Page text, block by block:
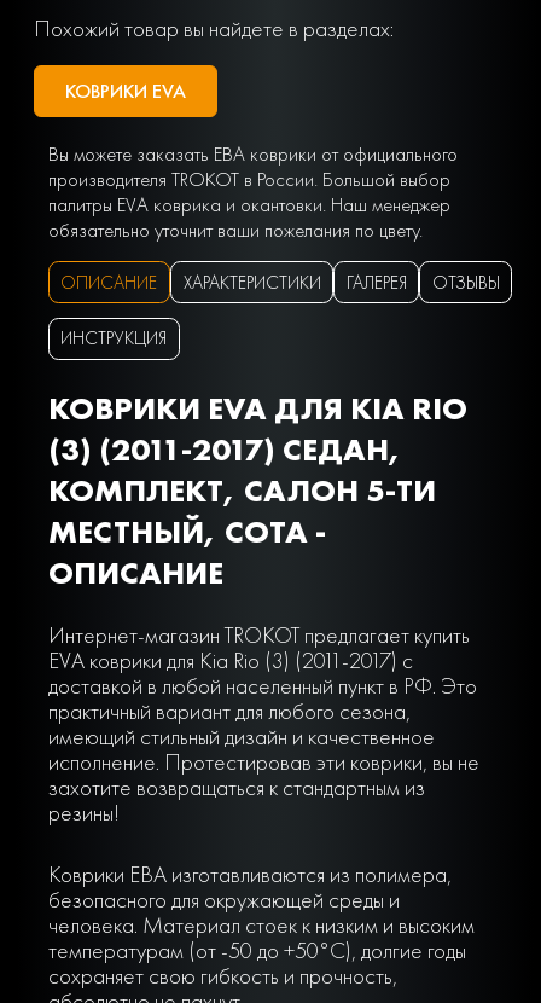
Похожий товар вы найдете в разделах:
КОВРИКИ EVA
Вы можете заказать ЕВА коврики от официального
производителя TROKOT в России. Большой выбор
палитры EVA коврика и окантовки. Наш менеджер
обязательно уточнит ваши пожелания по цвету.
ОПИСАНИЕ ХАРАКТЕРИСТИКИ ГАЛЕРЕЯ ОТЗЫВЫ
ИНСТРУКЦИЯ
КОВРИКИ EVA ДЛЯ KIA RIO
(3) (2011-2017) СЕДАН,
КОМПЛЕКТ, САЛОН 5-ТИ
МЕСТНЫЙ, СОТА -
ОПИСАНИЕ
Интернет-магазин TROKOT предлагает купить
EVA коврики для Kia Rio (3) (2011-2017) с
доставкой в любой населенный пункт в РФ. Это
практичный вариант для любого сезона,
имеющий стильный дизайн и качественное
исполнение. Протестировав эти коврики, вы не
захотите возвращаться к стандартным из
резины!
Коврики ЕВА изготавливаются из полимера,
безопасного для окружающей среды и
человека. Материал стоек к низким и высоким
температурам (от -50 до +50°С), долгие годы
сохраняет свою гибкость и прочность,